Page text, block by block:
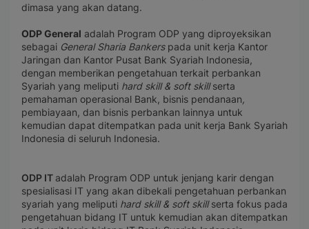
dimasa yang akan datang.
ODP General adalah Program ODP yang diproyeksikan
sebagai General Sharia Bankerspada unit kerja Kantor
Jaringan dan Kantor Pusat Bank Syariah Indonesia,
dengan memberikan pengetahuan terkait perbankan
Syariah yang meliputi hard skill & soft skillserta
pemahaman operasional Bank, bisnis pendanaan,
pembiayaan, dan bisnis perbankan lainnya untuk
kemudian dapat ditempatkan pada unit kerja Bank Syariah
Indonesia di seluruh Indonesia.
ODP IT adalah Program ODP untuk jenjang karir dengan
spesialisasi IT yang akan dibekali pengetahuan perbankan
syariah yang meliputi hard skill & soft skillserta fokus pada
pengetahuan bidang IT untuk kemudian akan ditempatkan